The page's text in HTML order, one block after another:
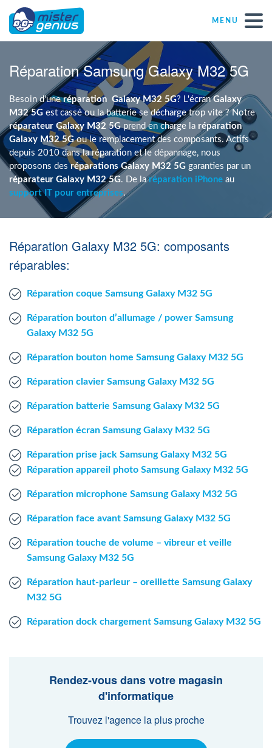
MENU
Réparations – Dépannages
Magasins informatiques toutes marques
Particulier
Indépendant
ASBL
Agent Mac
Réparation Samsung Galaxy M32 5G
Besoin d'uneréparation Galaxy M32 5G? L'écranGalaxy
M32 5G est cassé ou la batterie se décharge trop vite ? Notre
réparateur Galaxy M32 5Gprend en charge la réparation
Galaxy M32 5Gou le remplacement des composants. Actifs
depuis 2010 dans la réparation et le dépannage, nous
proposons desréparations Galaxy M32 5G garanties par un
réparateur Galaxy M32 5G. De laréparation iPhone au
support IT pour entreprises.
Réparation Galaxy M32 5G: composants
réparables:
Réparation coque Samsung Galaxy M32 5G
Réparation bouton d’allumage / power Samsung
Galaxy M32 5G
Réparation bouton home Samsung Galaxy M32 5G
Réparation clavier Samsung Galaxy M32 5G
Réparation batterie Samsung Galaxy M32 5G
Réparation écran Samsung Galaxy M32 5G
Réparation prise jack Samsung Galaxy M32 5G
Réparation appareil photo Samsung Galaxy M32 5G
Réparation microphone Samsung Galaxy M32 5G
Réparation face avant Samsung Galaxy M32 5G
Réparation touche de volume – vibreur et veille
Samsung Galaxy M32 5G
Réparation haut-parleur – oreillette Samsung Galaxy
M32 5G
Réparation dock chargement Samsung Galaxy M32 5G
Rendez-vous dans votre magasin
d'informatique
Trouvez l'agence la plus proche